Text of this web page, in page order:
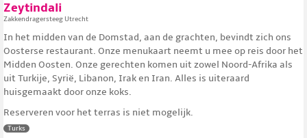
Zeytindali
Zakkendragersteeg Utrecht
In het midden van de Domstad, aan de grachten, bevindt zich ons
Oosterse restaurant. Onze menukaart neemt u mee op reis door het
Midden Oosten. Onze gerechten komen uit zowel Noord-Afrika als
uit Turkije, Syrië, Libanon, Irak en Iran. Alles is uiteraard
huisgemaakt door onze koks.
Reserveren voor het terras is niet mogelijk.
Turks